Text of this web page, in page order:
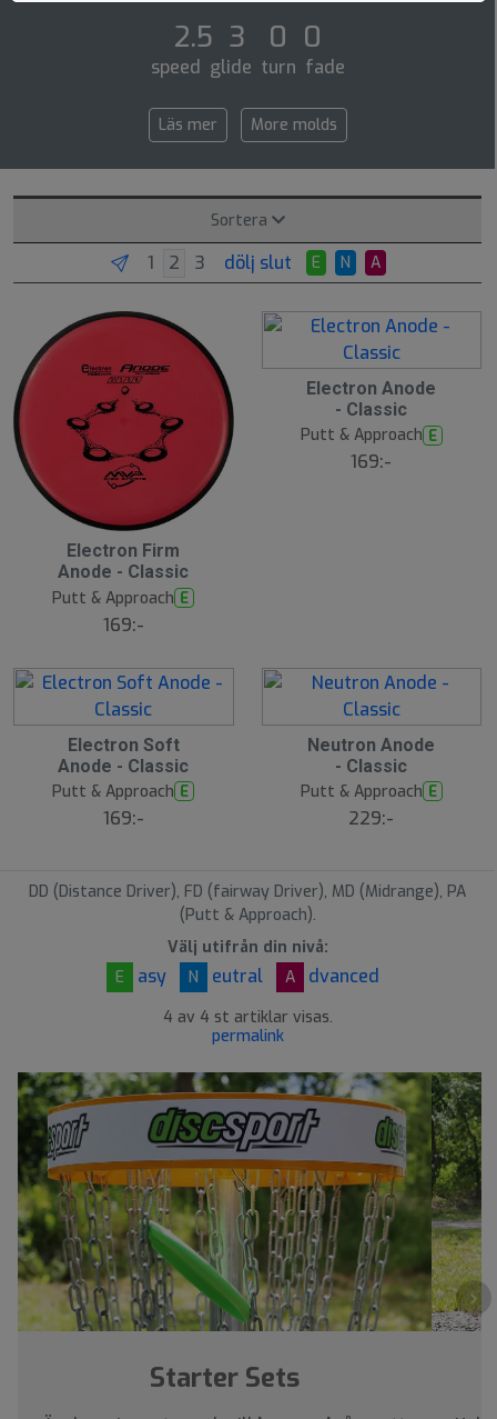
2.5 3 0 0
speed glide turn fade
Läs mer More molds
Sortera
dölj slut E N A
Electron Firm
Anode - Classic
Putt & Approach E
169:-
Electron Anode
- Classic
Putt & Approach E
169:-
Electron Soft
Anode - Classic
Putt & Approach E
169:-
Neutron Anode
- Classic
Putt & Approach E
229:-
DD (Distance Driver), FD (fairway Driver), MD (Midrange), PA
(Putt & Approach).
Välj utifrån din nivå:
E
asy N eutral A dvanced
4 av 4 st artiklar visas.
permalink
›
Starter Sets